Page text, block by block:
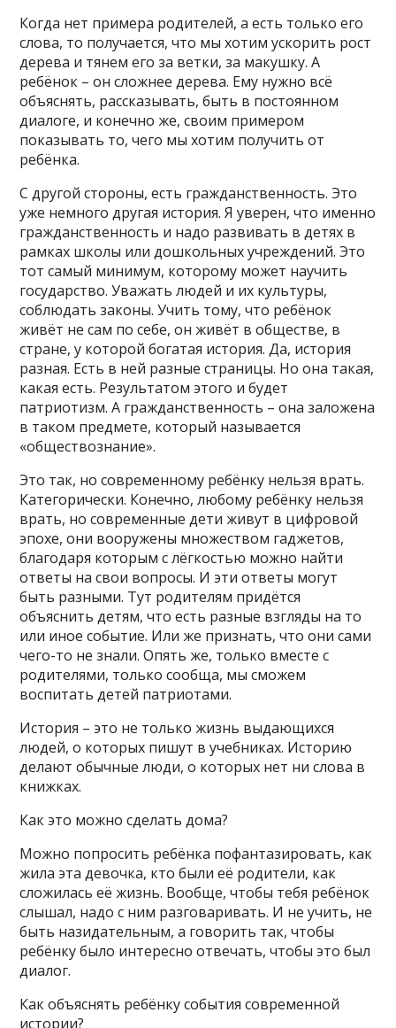
Когда нет примера родителей, а есть только его
слова, то получается, что мы хотим ускорить рост
дерева и тянем его за ветки, за макушку. А
ребёнок – он сложнее дерева. Ему нужно всё
объяснять, рассказывать, быть в постоянном
диалоге, и конечно же, своим примером
показывать то, чего мы хотим получить от
ребёнка.
С другой стороны, есть гражданственность. Это
уже немного другая история. Я уверен, что именно
гражданственность и надо развивать в детях в
рамках школы или дошкольных учреждений. Это
тот самый минимум, которому может научить
государство. Уважать людей и их культуры,
соблюдать законы. Учить тому, что ребёнок
живёт не сам по себе, он живёт в обществе, в
стране, у которой богатая история. Да, история
разная. Есть в ней разные страницы. Но она такая,
какая есть. Результатом этого и будет
патриотизм. А гражданственность – она заложена
в таком предмете, который называется
«обществознание».
Это так, но современному ребёнку нельзя врать.
Категорически. Конечно, любому ребёнку нельзя
врать, но современные дети живут в цифровой
эпохе, они вооружены множеством гаджетов,
благодаря которым с лёгкостью можно найти
ответы на свои вопросы. И эти ответы могут
быть разными. Тут родителям придётся
объяснить детям, что есть разные взгляды на то
или иное событие. Или же признать, что они сами
чего-то не знали. Опять же, только вместе с
родителями, только сообща, мы сможем
воспитать детей патриотами.
История – это не только жизнь выдающихся
людей, о которых пишут в учебниках. Историю
делают обычные люди, о которых нет ни слова в
книжках.
Как это можно сделать дома?
Можно попросить ребёнка пофантазировать, как
жила эта девочка, кто были её родители, как
сложилась её жизнь. Вообще, чтобы тебя ребёнок
слышал, надо с ним разговаривать. И не учить, не
быть назидательным, а говорить так, чтобы
ребёнку было интересно отвечать, чтобы это был
диалог.
Как объяснять ребёнку события современной
истории?